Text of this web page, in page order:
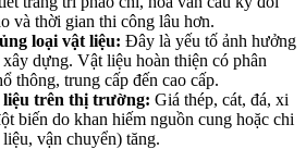
và thời gian thi công lâu hơn.
loại vật liệu: Đây là yếu tố ảnh hưởng
dựng. Vật liệu hoàn thiện có phân
thông, trung cấp đến cao cấp.
liệu trên thị trường: Giá thép, cát, đá, xi
biến do khan hiếm nguồn cung hoặc chi
vận chuyển) tăng.